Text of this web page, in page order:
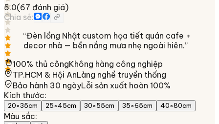
5.0(67 đánh giá)
Chia sẻ:
“Đèn lồng Nhật custom họa tiết quán cafe +
decor nhà — bền nắng mưa nhẹ ngoài hiên.”
100% thủ côngKhông hàng công nghiệp
TP.HCM & Hội AnLàng nghề truyền thống
Bảo hành 30 ngàyLỗi sản xuất hoàn 100%
Kích thước:
20×35cm 25×45cm 30×55cm 35×65cm 40×80cm
Màu sắc: